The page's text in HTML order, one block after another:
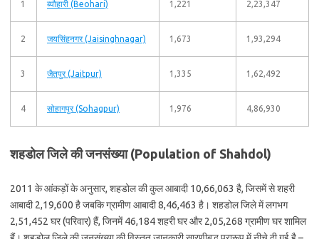
1 ब्यौहारी (Beohari) 1,221 2,23,347
2 जयसिंहनगर (Jaisinghnagar) 1,673 1,93,294
3 जैतपुर (Jaitpur) 1,335 1,62,492
4 सोहागपुर (Sohagpur) 1,976 4,86,930
शहडोल जिले की जनसंख्या (Population of Shahdol)
2011 के आंकड़ों के अनुसार, शहडोल की कुल आबादी 10,66,063 है, जिसमें से शहरी
आबादी 2,19,600 है जबकि ग्रामीण आबादी 8,46,463 है। शहडोल जिले में लगभग
2,51,452 घर (परिवार) हैं, जिनमें 46,184 शहरी घर और 2,05,268 ग्रामीण घर शामिल